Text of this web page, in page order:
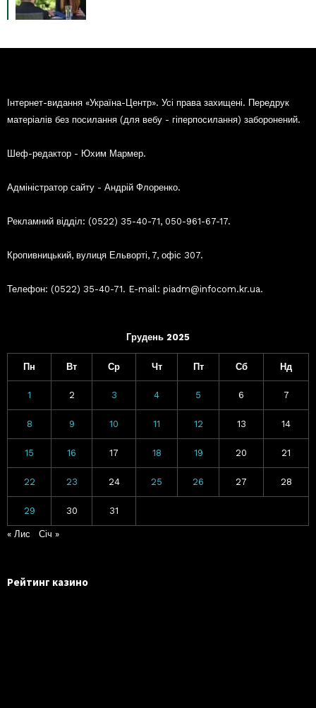
Інтернет-видання «Україна-Центр». Усі права захищені. Передрук
матеріалів без посилання (для вебу - гіперпосилання) заборонений.
Шеф-редактор - Юхим Мармер.
Адміністратор сайту - Андрій Флоренко.
Рекламний відділ: (0522) 35-40-71, 050-961-67-17.
Кропивницький, вулиця Ельворті, 7, офіс 307.
Телефон: (0522) 35-40-71. E-mail: piadm@infocom.kr.ua.
Грудень 2025
Пн Вт Ср Чт Пт Сб Нд
1 2 3 4 5 6 7
8 9 10 11 12 13 14
15 16 17 18 19 20 21
22 23 24 25 26 27 28
29 30 31
« Лис Січ »
Рейтинг казино